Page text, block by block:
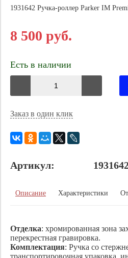
1931642 Ручка-роллер Parker IM
8 500 руб.
Есть в наличии
Заказ в один клик
Артикул:
Описание Характеристики
Отделка: хромированная зона
перекрестная гравировка.
Комплектация: Ручка со
транспортировочная упаковка,